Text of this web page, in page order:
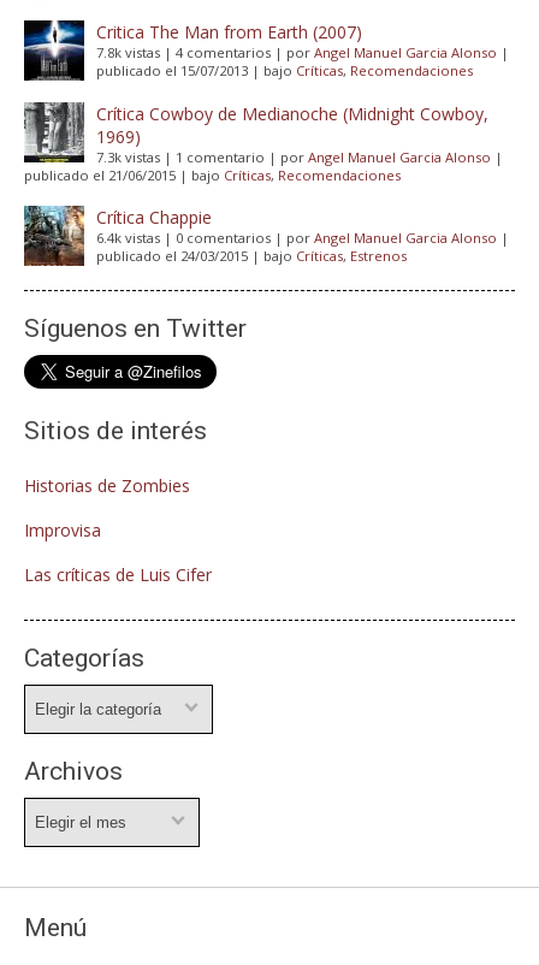
Critica The Man from Earth (2007)
7.8k vistas | 4 comentarios | por Angel Manuel Garcia Alonso |
publicado el 15/07/2013 | bajo Críticas, Recomendaciones
Crítica Cowboy de Medianoche (Midnight Cowboy,
1969)
7.3k vistas | 1 comentario | por Angel Manuel Garcia Alonso |
publicado el 21/06/2015 | bajo Críticas, Recomendaciones
Crítica Chappie
6.4k vistas | 0 comentarios | por Angel Manuel Garcia Alonso |
publicado el 24/03/2015 | bajo Críticas, Estrenos
Síguenos en Twitter
Sitios de interés
Historias de Zombies
Improvisa
Las críticas de Luis Cifer
Categorías
Archivos
Menú